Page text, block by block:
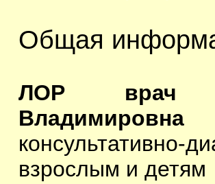
Общая
ЛОР врач
Владимировна
консультативно-
взрослым и детям